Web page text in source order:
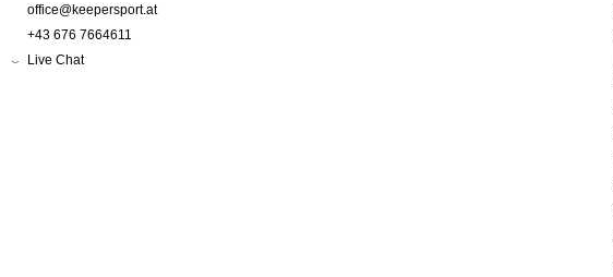
office@keepersport.at
+43 676 7664611
Live Chat